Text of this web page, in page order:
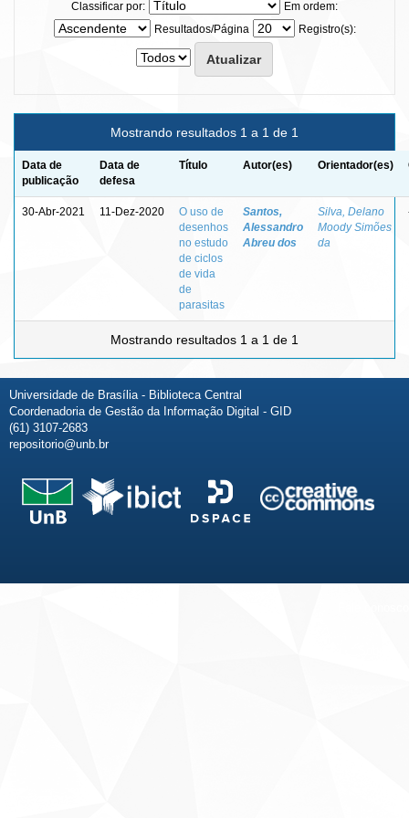
Classificar por:
Em ordem:
Resultados/Página
Registro(s):
Mostrando resultados 1 a 1 de 1
Data de
publicação
Data de
defesa
Título Autor(es) Orientador(es)
30-Abr-2021 11-Dez-2020
O uso de
desenhos
no estudo
de ciclos
de vida
de
parasitas
Santos,
Alessandro
Abreu dos
Silva, Delano
Moody Simões
da
Mostrando resultados 1 a 1 de 1
Universidade de Brasília - Biblioteca Central
Coordenadoria de Gestão da Informação Digital - GID
(61) 3107-2683
repositorio@unb.br